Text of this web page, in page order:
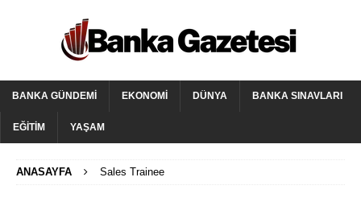
BANKA GÜNDEMI EKONOMI DÜNYA BANKA SINAVLARI
EĞITIM YAŞAM
ANASAYFA Sales Trainee